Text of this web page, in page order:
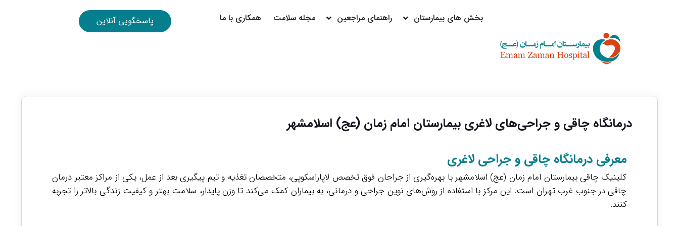
بخش های بیمارستان راهنمای مراجعین مجله سلامت همکاری با ما پاسخگویی آنلاین
درمانگاه چاقی و جراحی‌های لاغری بیمارستان امام زمان (عج) اسلامشهر
معرفی درمانگاه چاقی و جراحی لاغری
کلینیک چاقی بیمارستان امام زمان (عج) اسلامشهر با بهره‌گیری از جراحان فوق تخصص لاپاراسکوپی، متخصصان تغذیه و تیم پیگیری بعد از عمل، یکی از مراکز معتبر درمان
چاقی در جنوب غرب تهران است. این مرکز با استفاده از روش‌های نوین جراحی و درمانی، به بیماران کمک می‌کند تا وزن پایدار، سلامت بهتر و کیفیت زندگی بالاتر را تجربه
کنند.